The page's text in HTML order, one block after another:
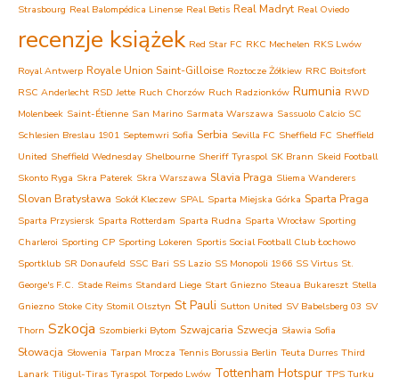
Strasbourg Real Balompédica Linense Real Betis Real Madryt Real Oviedo
recenzje książek Red Star FC RKC Mechelen RKS Lwów
Royal Antwerp Royale Union Saint-Gilloise Roztocze Żółkiew RRC Boitsfort
RSC Anderlecht RSD Jette Ruch Chorzów Ruch Radzionków Rumunia RWD
Molenbeek Saint-Étienne San Marino Sarmata Warszawa Sassuolo Calcio SC
Schlesien Breslau 1901 Septemwri Sofia Serbia Sevilla FC Sheffield FC Sheffield
United Sheffield Wednesday Shelbourne Sheriff Tyraspol SK Brann Skeid Football
Skonto Ryga Skra Paterek Skra Warszawa Slavia Praga Sliema Wanderers
Slovan Bratysława Sokół Kleczew SPAL Sparta Miejska Górka Sparta Praga
Sparta Przysiersk Sparta Rotterdam Sparta Rudna Sparta Wrocław Sporting
Charleroi Sporting CP Sporting Lokeren Sportis Social Football Club Łochowo
Sportklub SR Donaufeld SSC Bari SS Lazio SS Monopoli 1966 SS Virtus St.
George's F.C. Stade Reims Standard Liege Start Gniezno Steaua Bukareszt Stella
Gniezno Stoke City Stomil Olsztyn St Pauli Sutton United SV Babelsberg 03 SV
Thorn Szkocja Szombierki Bytom Szwajcaria Szwecja Sławia Sofia
Słowacja Słowenia Tarpan Mrocza Tennis Borussia Berlin Teuta Durres Third
Lanark Tiligul-Tiras Tyraspol Torpedo Lwów Tottenham Hotspur TPS Turku